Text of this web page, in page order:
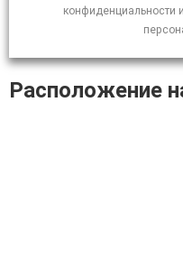
конфиденциальности
Расположение